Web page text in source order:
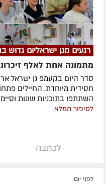
רגעים מגן ישראליום גדוש
מתמונה אחת לאלף
סדר היום בקעמפ גן ישראל
חסידית מיוחדת. החיילים
השתתפו בתוכניות שונות
לסיפור המלא
לכתבה
לפני יום